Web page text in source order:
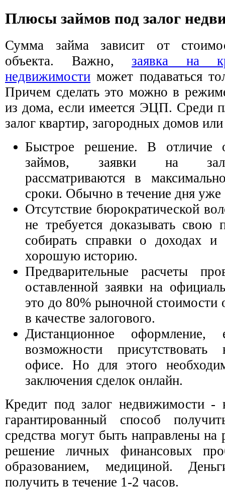
Плюсы займов под залог
Сумма займа зависит от
объекта. Важно, заявка на
недвижимости может подаваться
Причем сделать это можно в
из дома, если имеется ЭЦП. Среди
залог квартир, загородных домов
Быстрое решение. В отличие
займов, заявки на
рассматриваются в
сроки. Обычно в течение дня уже
Отсутствие бюрократической
не требуется доказывать свою
собирать справки о доходах и
хорошую историю.
Предварительные расчеты
оставленной заявки на
это до 80% рыночной стоимости
в качестве залогового.
Дистанционное
возможности присутствовать
офисе. Но для этого
заключения сделок онлайн.
Кредит под залог недвижимости -
гарантированный способ
средства могут быть направлены на
решение личных финансовых
образованием, медициной.
получить в течение 1-2 часов.